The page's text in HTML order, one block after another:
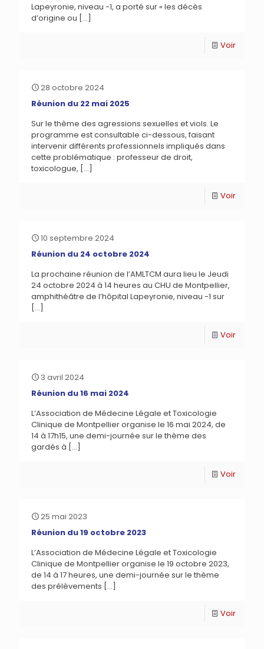
Lapeyronie, niveau -1, a porté sur « les décès
d’origine ou […]
Voir
28 octobre 2024
Réunion du 22 mai 2025
Sur le thème des agressions sexuelles et viols. Le
programme est consultable ci-dessous, faisant
intervenir différents professionnels impliqués dans
cette problématique : professeur de droit,
toxicologue, […]
Voir
10 septembre 2024
Réunion du 24 octobre 2024
La prochaine réunion de l’AMLTCM aura lieu le Jeudi
24 octobre 2024 à 14 heures au CHU de Montpellier,
amphithéâtre de l’hôpital Lapeyronie, niveau -1 sur
[…]
Voir
3 avril 2024
Réunion du 16 mai 2024
L’Association de Médecine Légale et Toxicologie
Clinique de Montpellier organise le 16 mai 2024, de
14 à 17h15, une demi-journée sur le thème des
gardés à […]
Voir
25 mai 2023
Réunion du 19 octobre 2023
L’Association de Médecine Légale et Toxicologie
Clinique de Montpellier organise le 19 octobre 2023,
de 14 à 17 heures, une demi-journée sur le thème
des prélèvements […]
Voir